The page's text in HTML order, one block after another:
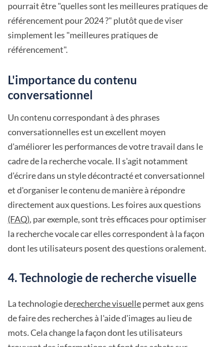
pourrait être "quelles sont les meilleures pratiques de
référencement pour 2024 ?" plutôt que de viser
simplement les "meilleures pratiques de
référencement".
L'importance du contenu
conversationnel
Un contenu correspondant à des phrases
conversationnelles est un excellent moyen
d'améliorer les performances de votre travail dans le
cadre de la recherche vocale. Il s'agit notamment
d'écrire dans un style décontracté et conversationnel
et d'organiser le contenu de manière à répondre
directement aux questions. Les foires aux questions
(FAQ), par exemple, sont très efficaces pour optimiser
la recherche vocale car elles correspondent à la façon
dont les utilisateurs posent des questions oralement.
4. Technologie de recherche visuelle
La technologie derecherche visuellepermet aux gens
de faire des recherches à l'aide d'images au lieu de
mots. Cela change la façon dont les utilisateurs